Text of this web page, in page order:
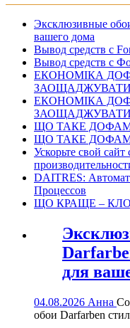
Эксклюзивные
вашего дома
Вывод средств с
Вывод средств с
ЕКОНОМІКА
ЕКОНОМІКА
ЩО ТАКЕ
ЩО ТАКЕ
Ускорьте свой
DAITRES:
Процессов
ЩО КРАЩЕ –
для
04.08.2026 Анна
обои Darfarben